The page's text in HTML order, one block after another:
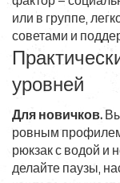
или в группе,
советами и
уровней
Для новичков.
ровным
рюкзак с водой и
делайте паузы,